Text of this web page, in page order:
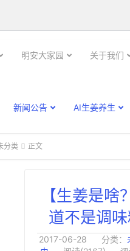
新闻公告
AI生姜养生
明安大家园 关于我们

分类  正文
【生姜是啥
道不是调味
2017-06-28 分类：